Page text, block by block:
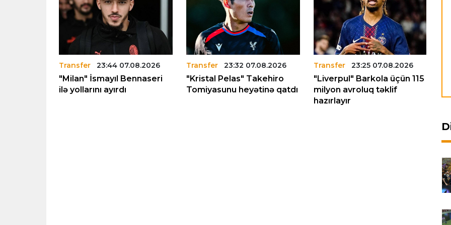
Transfer 23:44 07.08.2026
"Milan" İsmayıl Bennaseri
ilə yollarını ayırdı
Transfer 23:32 07.08.2026
"Kristal Pelas" Takehiro
Tomiyasunu heyətinə qatdı
Transfer 23:25 07.08.2026
"Liverpul" Barkola üçün 115
milyon avroluq təklif
hazırlayır